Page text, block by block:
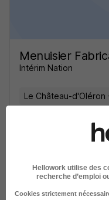
Menuisier
Intérim Nation
Le Château-d'Oléron
Cette offre n’est
Hellowork utilise des
recherche d’emploi
Cookies strictement